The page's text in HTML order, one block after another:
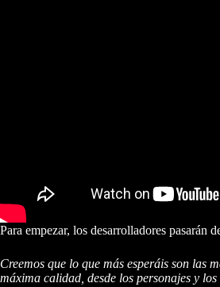
Para empezar, los desarrolladores
Creemos que lo que más esperáis son las
máxima calidad, desde los personajes y